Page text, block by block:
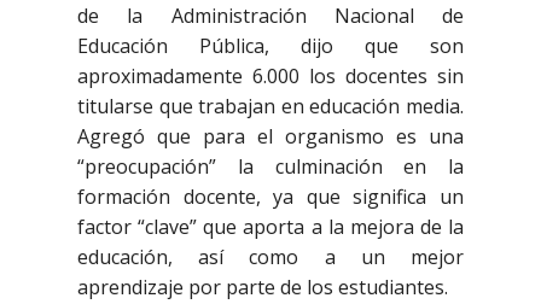
de la Administración Nacional de
Educación Pública, dijo que son
aproximadamente 6.000 los docentes sin
titularse que trabajan en educación media.
Agregó que para el organismo es una
“preocupación” la culminación en la
formación docente, ya que significa un
factor “clave” que aporta a la mejora de la
educación, así como a un mejor
aprendizaje por parte de los estudiantes.